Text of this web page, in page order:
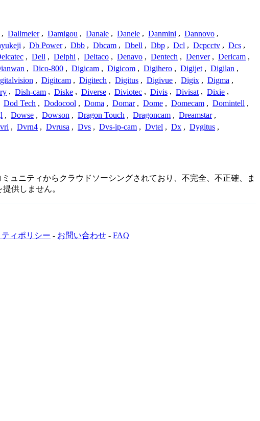
, Dallmeier , Damigou , Danale , Danele , Danmini , Dannovo ,
, Db Power , Dbb , Dbcam , Dbell , Dbp , Dcl , Dcpcctv , Dcs ,
, Dell , Delphi , Deltaco , Denavo , Dentech , Denver , Dericam ,
, Dico-800 , Digicam , Digicom , Digihero , Digijet , Digilan ,
, Digitcam , Digitech , Digitus , Digivue , Digix , Digma ,
, Dish-cam , Diske , Diverse , Diviotec , Divis , Divisat , Dixie ,
Dod Tech , Dodocool , Doma , Domar , Dome , Domecam , Domintell ,
, Dowse , Dowson , Dragon Touch , Dragoncam , Dreamstar ,
, Dvrn4 , Dvrusa , Dvs , Dvs-ip-cam , Dvtel , Dx , Dygitus ,
ュニティからクラウドソーシングされており、不完全、不正確、ま
供しません。
ィポリシー - お問い合わせ - FAQ